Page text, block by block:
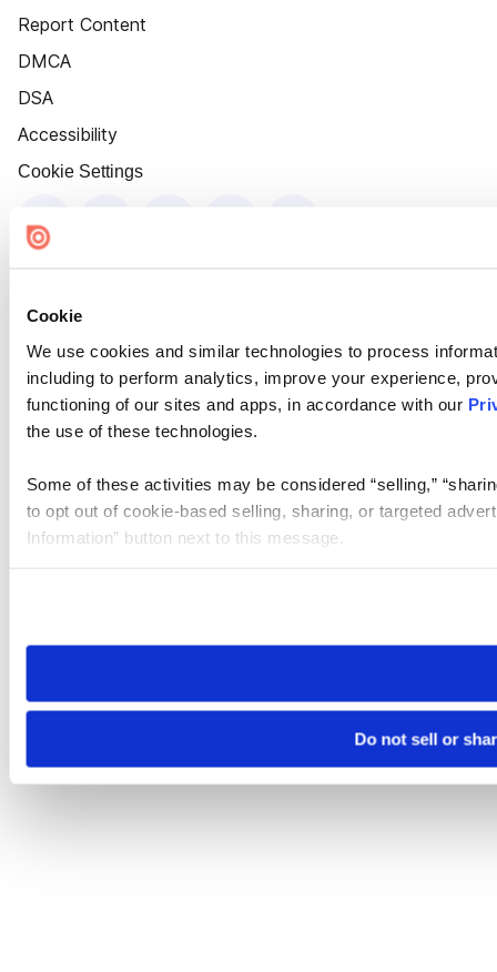
Cookie
We use cookies and similar technologies to process
including to perform analytics, improve your experience,
functioning of our sites and apps, in accordance with our
the use of these technologies.
Some of these activities may be considered “selling,”
to opt out of cookie-based selling, sharing, or targeted
Information” button next to this message.
need to be set again.
Do not sell or
Report Content
DMCA
DSA
Accessibility
Cookie Settings